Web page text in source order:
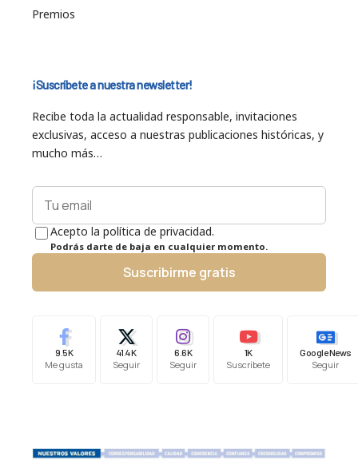
Premios
¡Suscríbete a nuestra newsletter!
Recibe toda la actualidad responsable, invitaciones
exclusivas, acceso a nuestras publicaciones históricas, y
mucho más…
Acepto la política de privacidad.
Podrás darte de baja en cualquier momento.
Suscribirme gratis
9.5K
Me gusta
41.4K
Seguir
6.6K
Seguir
1K
Suscríbete
Google News
Seguir